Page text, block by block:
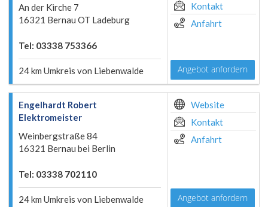
An der Kirche 7
16321 Bernau OT Ladeburg
Tel: 03338 753366
24 km Umkreis von Liebenwalde
Kontakt
Anfahrt
Angebot anfordern
Engelhardt Robert
Elektromeister
Weinbergstraße 84
16321 Bernau bei Berlin
Tel: 03338 702110
24 km Umkreis von Liebenwalde
Website
Kontakt
Anfahrt
Angebot anfordern